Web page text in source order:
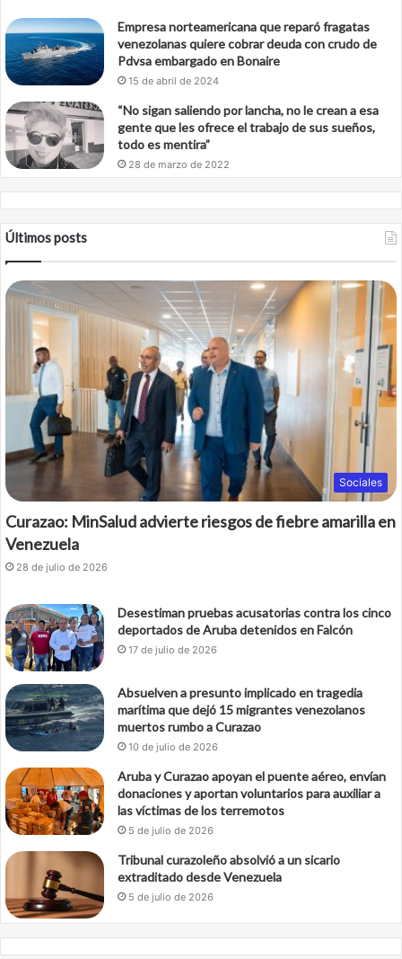
Empresa norteamericana que reparó fragatas
venezolanas quiere cobrar deuda con crudo de
Pdvsa embargado en Bonaire
15 de abril de 2024
“No sigan saliendo por lancha, no le crean a esa
gente que les ofrece el trabajo de sus sueños,
todo es mentira”
28 de marzo de 2022
Últimos posts
Sociales
Curazao: MinSalud advierte riesgos de fiebre amarilla en
Venezuela
28 de julio de 2026
Desestiman pruebas acusatorias contra los cinco
deportados de Aruba detenidos en Falcón
17 de julio de 2026
Absuelven a presunto implicado en tragedia
marítima que dejó 15 migrantes venezolanos
muertos rumbo a Curazao
10 de julio de 2026
Aruba y Curazao apoyan el puente aéreo, envían
donaciones y aportan voluntarios para auxiliar a
las víctimas de los terremotos
5 de julio de 2026
Tribunal curazoleño absolvió a un sicario
extraditado desde Venezuela
5 de julio de 2026